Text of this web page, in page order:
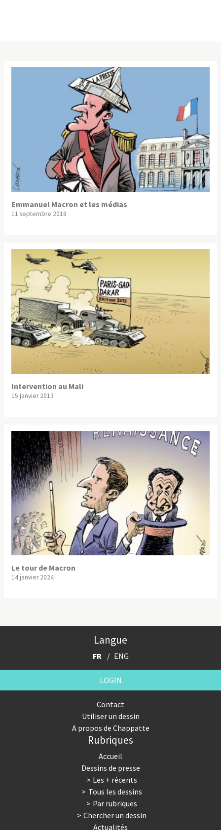
Emmanuel Macron et les médias
11 septembre 2018
Intervention au Mali
15 janvier 2013
Le tour de Macron
14 janvier 2024
Langue
FR ENG
LOGIN
Contact
Utiliser un dessin
A propos de Chappatte
Rubriques
Accueil
Dessins de presse
Les + récents
Tous les dessins
Par rubriques
Chercher un dessin
Actualités